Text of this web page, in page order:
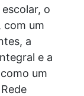
o
um
a
e a
um